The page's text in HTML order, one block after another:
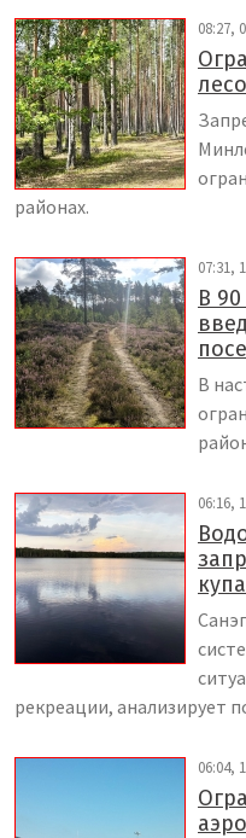
08:27,
районах.
07:31,
В
В
06:16,
рекреации, анализирует
06:04,